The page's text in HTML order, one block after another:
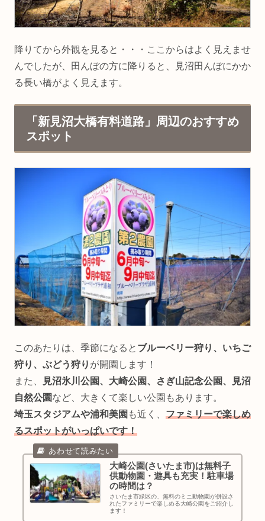
降りてから外観を見ると・・・ここからはよく見えませ
んでしたが、田んぼの方に降りると、見沼田んぼにかか
る長い橋がよく見えます。
「新見沼大橋有料道路」周辺のおすすめ
スポット
このあたりは、季節になると ブルーベリー狩り、いちご
狩り、ぶどう狩り が開園します！
また、
見沼氷川公園、大崎公園、さぎ山記念公園、見沼
自然公園など、大きくて楽しい公園もあります。
埼玉スタジアムや浦和美園 も近く、 ファミリーで楽しめ
るスポットがいっぱいです！
大崎公園(さいたま市)は無料子
供動物園・遊具も充実！駐車場
の時間は？
さいたま市緑区の、無料のミニ動物園が併設さ
れたファミリーで楽しめる大崎公園をご紹介し
ます！